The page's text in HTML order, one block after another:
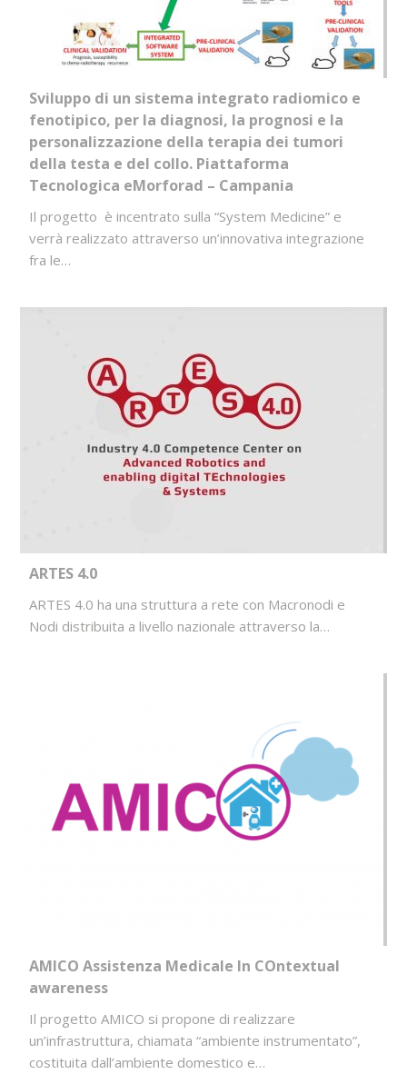
Sviluppo di un sistema integrato radiomico e
fenotipico, per la diagnosi, la prognosi e la
personalizzazione della terapia dei tumori
della testa e del collo. Piattaforma
Tecnologica eMorforad – Campania
Il progetto è incentrato sulla “System Medicine” e
verrà realizzato attraverso un’innovativa integrazione
fra le…
ARTES 4.0
ARTES 4.0 ha una struttura a rete con Macronodi e
Nodi distribuita a livello nazionale attraverso la…
AMICO Assistenza Medicale In COntextual
awareness
Il progetto AMICO si propone di realizzare
un’infrastruttura, chiamata “ambiente instrumentato”,
costituita dall’ambiente domestico e…